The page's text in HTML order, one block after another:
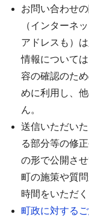
お問い合わせ
（インターネ
アドレスも）
情報について
容の確認のた
めに利用し、
ん。
送信いただい
る部分等の修
の形で公開さ
町の施策や質
時間をいただ
町政に対する